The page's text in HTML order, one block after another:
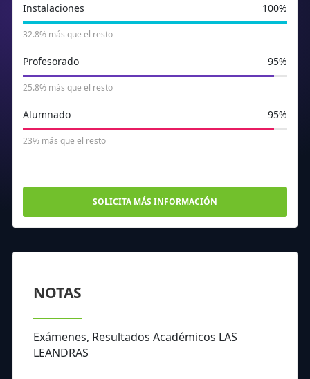
Instalaciones 100%
32.8% más que el resto
Profesorado 95%
25.8% más que el resto
Alumnado 95%
23% más que el resto
SOLICITA MÁS INFORMACIÓN
NOTAS
Exámenes, Resultados Académicos LAS
LEANDRAS